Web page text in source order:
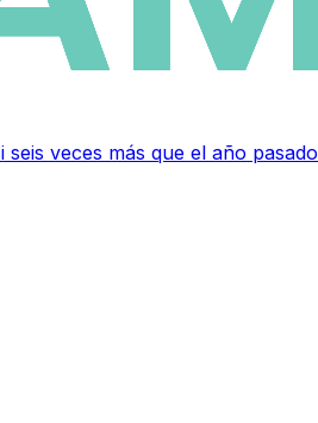
seis veces más que el año pasado